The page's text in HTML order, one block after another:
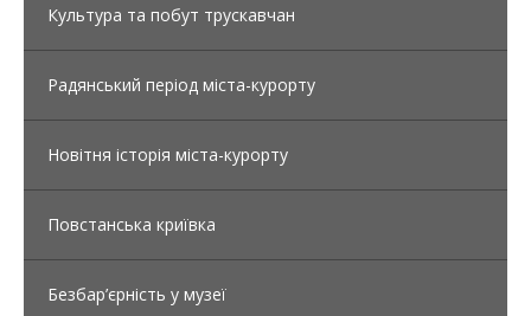
Культура та побут трускавчан
Радянський період міста-курорту
Новітня історія міста-курорту
Повстанська криївка
Безбар’єрність у музеї